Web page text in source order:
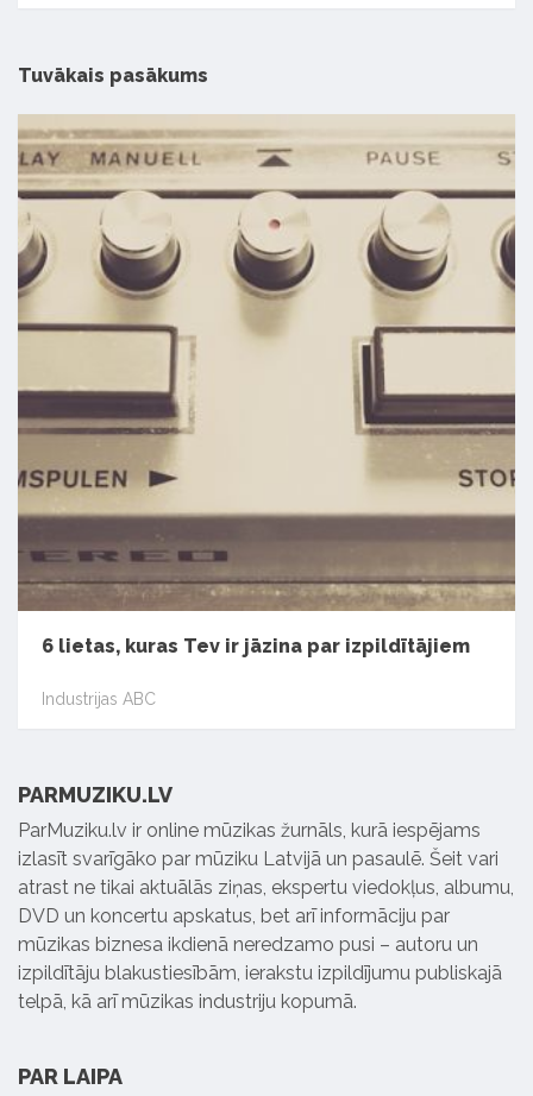
Tuvākais pasākums
6 lietas, kuras Tev ir jāzina par izpildītājiem
Industrijas ABC
PARMUZIKU.LV
ParMuziku.lv ir online mūzikas žurnāls, kurā iespējams
izlasīt svarīgāko par mūziku Latvijā un pasaulē. Šeit vari
atrast ne tikai aktuālās ziņas, ekspertu viedokļus, albumu,
DVD un koncertu apskatus, bet arī informāciju par
mūzikas biznesa ikdienā neredzamo pusi – autoru un
izpildītāju blakustiesībām, ierakstu izpildījumu publiskajā
telpā, kā arī mūzikas industriju kopumā.
PAR LAIPA